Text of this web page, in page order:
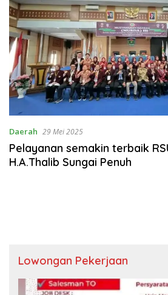
Daerah 29 Mei 2025
Pelayanan semakin terbaik
H.A.Thalib Sungai Penuh
Lowongan Pekerjaan